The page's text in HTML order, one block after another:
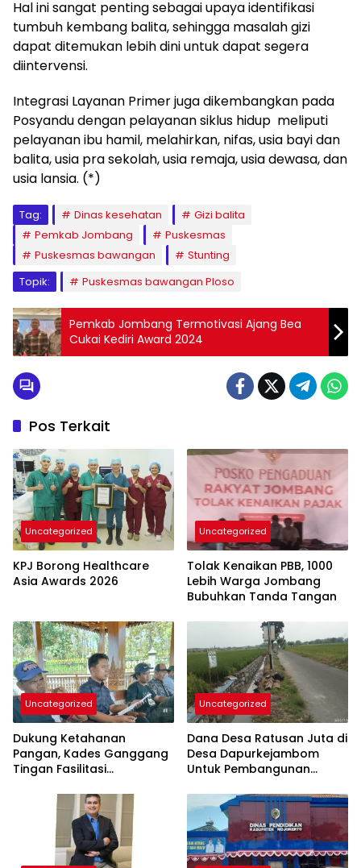
Hal ini sangat penting sebagai upaya identifikasi
tumbuh kembang balita, sehingga masalah gizi
dapat ditemukan lebih dini untuk dapat segera
diintervensi.
Integrasi Layanan Primer juga dikembangkan pada
Posyandu dengan pelayanan siklus hidup meliputi
pelayanan ibu hamil, melahirkan, nifas, usia bayi dan
balita, usia pra sekolah, usia remaja, usia dewasa, dan
usia lansia. (*)
Tag: Dinas kesehatan
Gizi balita
Pemkab Jombang
Puskesmas
Puskesmas bawangan
Stunting
Topik:
Puskesmas bawangan Ploso
Pemkab Jombang Termotivasi Ajang Bea
Cukai Kediri Award 2024
Pos Terkait
Uncategorized
KPJ Borong Healthcare
Asia Awards 2026
Uncategorized
Tolak Kenaikan PBB, 1000
Lebih Warga Jombang
Bubuhkan Tanda Tangan
Uncategorized
Dukung Ketahanan
Pangan, Kades Ganggang
Tingan Fasilitasi
Dengan Bantuan
Pengusaha
Uncategorized
Dana Desa Ratusan Juta di
Desa Dapurkejambom
Untuk Pembangunan